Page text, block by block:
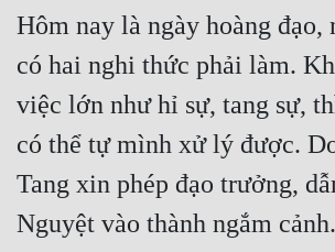
Đô Thị
Đông Phương
Đông Phương Huyền Huyễn
Đồng Nhân
Hôm nay là ngày hoàng đạo,
có hai nghi thức phải làm.
việc lớn như hỉ sự, tang sự,
có thể tự mình xử lý được.
Tang xin phép đạo trưởng,
Nguyệt vào thành ngắm cảnh.